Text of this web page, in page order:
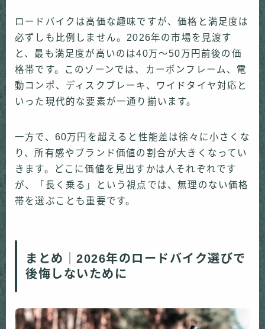
ロードバイクは高価な趣味ですが、価格と満足度は
必ずしも比例しません。2026年の市場を見渡す
と、最も満足度が高いのは40万〜50万円前後の価
格帯です。このゾーンでは、カーボンフレーム、電
動コンポ、ディスクブレーキ、ワイドタイヤ対応と
いった現代的な要素が一通り揃います。
一方で、60万円を超えると性能差は徐々に小さくな
り、所有感やブランド価値の割合が大きくなってい
きます。どこに価値を見出すかは人それぞれです
が、「長く乗る」という視点では、無理のない価格
帯を選ぶことも重要です。
まとめ｜2026年のロードバイク選びで
後悔しないために